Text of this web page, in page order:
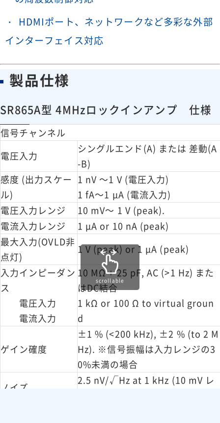
HDMIポート、ネットワークなど多彩な外部
インターフェイス対応
製品仕様
SR865A型 4MHzロックインアンプ 仕様
信号チャンネル
電圧入力
シングルエンド(A) または 差動(A
-B)
感度 (出力スケー
ル)
1 nV ～1 V (電圧入力)
1 fA～1 μA (電流入力)
電圧入力レンジ
10 mV～ 1 V (peak).
電流入力レンジ
1 μA or 10 nA (peak)
最大入力(OVLD非
点灯)
1 V (peak) or 1 μA (peak)
入力インピーダン
ス
電圧入力
電流入力
10 MΩ + 25 pF, AC (>1 Hz) また
はDC結合
1 kΩ or 100 Ω to virtual groun
d
ゲイン確度
±1 % (<200 kHz), ±2 % (to 2 M
Hz). ※信号振幅は入力レンジの3
0%未満の場合
ノイズ
2.5 nV/√Hz at 1 kHz (10 mV レ
scrollable